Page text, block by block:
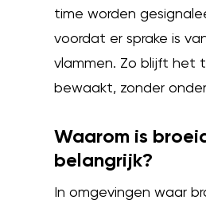
time worden
voordat er sprake is
vlammen. Zo blijft het
bewaakt, zonder
Waarom is
belangrijk?
In omgevingen waar